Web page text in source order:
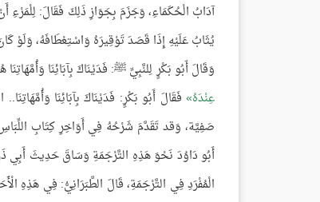
آدَابُ الْحُكَمَاءِ، وَجَزَمَ بِجَوَازِ ذَلِكَ فَقَالَ: لِلْمَرْءِ
يُثَابُ عَلَيْهِ إِذَا قَصَدَ تَوْقِيرَهُ وَاسْتِعْطَافَهُ، وَلَوْ
وَقَالَ أَبُو بَكْرٍ لِلنَّبِيِّ ﷺ: فَدَيْنَاكَ بِآبَائِنَا
عِنْدَهُ فَقَالَ أَبُو بَكْرٍ: فَدَيْنَاكَ بِآبَائِنَا
صَفِيَّة، وَقد تَقَدَّمَ شَرْحُهُ فِي أَوَاخِرِ كِتَابِ
أَبُو دَاوُدَ نَحْوَ هَذِهِ التَّرْجَمَةِ وَسَاقَ حَدِيثَ أَبِي
الْمُفْرَدِ فِي التَّرْجَمَةِ، قَالَ الطَّبَرَانِيُّ: فِي هَذِهِ